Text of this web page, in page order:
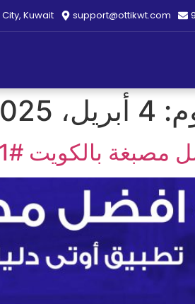
support@ottikwt.com
Kuwait
4 أبريل، 2025
#1 – تطبيق أوتى دليلك لاختيار الخدمة المثالية